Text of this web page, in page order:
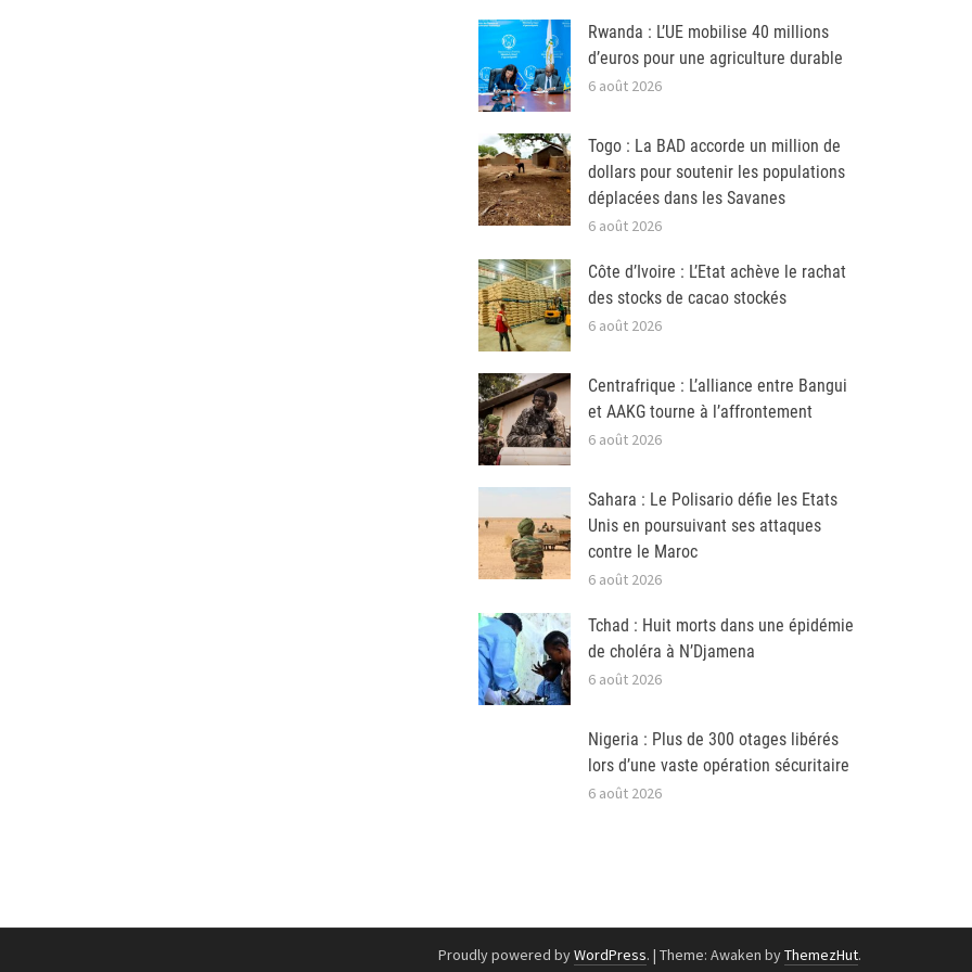
Rwanda : L’UE mobilise 40 millions
d’euros pour une agriculture durable
6 août 2026
Togo : La BAD accorde un million de
dollars pour soutenir les populations
déplacées dans les Savanes
6 août 2026
Côte d’Ivoire : L’Etat achève le rachat
des stocks de cacao stockés
6 août 2026
Centrafrique : L’alliance entre Bangui
et AAKG tourne à l’affrontement
6 août 2026
Sahara : Le Polisario défie les Etats
Unis en poursuivant ses attaques
contre le Maroc
6 août 2026
Tchad : Huit morts dans une épidémie
de choléra à N’Djamena
6 août 2026
Nigeria : Plus de 300 otages libérés
lors d’une vaste opération sécuritaire
6 août 2026
Proudly powered byWordPress. | Theme: Awaken byThemezHut.